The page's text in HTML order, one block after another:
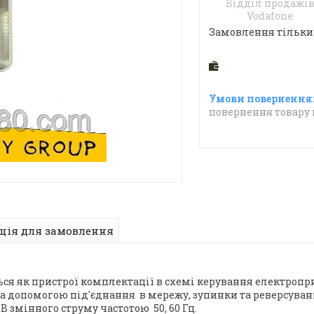
Відділ продажів
Vodafone
Замовлення
повернення
для замовлення
як пристрої комплектації в схемі керування
допомогою під'єднання в мережу, зупинки та
струму частотою 50, 60 Гц.